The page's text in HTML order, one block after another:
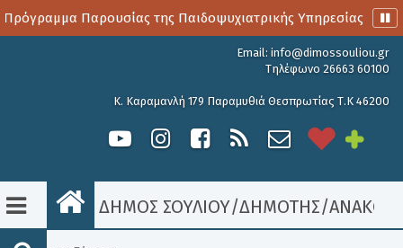
Παρουσίας της Παιδοψυχιατρικής Υπηρεσίας
Email: info@dimossouliou.gr
Τηλέφωνο 26663 60100
Κ. Καραμανλή 179 Παραμυθιά Θεσπρωτίας Τ.Κ 46200
ΔΗΜΟΣ ΣΟΥΛΙΟΥ/ΔΗΜΟΤΗΣ/